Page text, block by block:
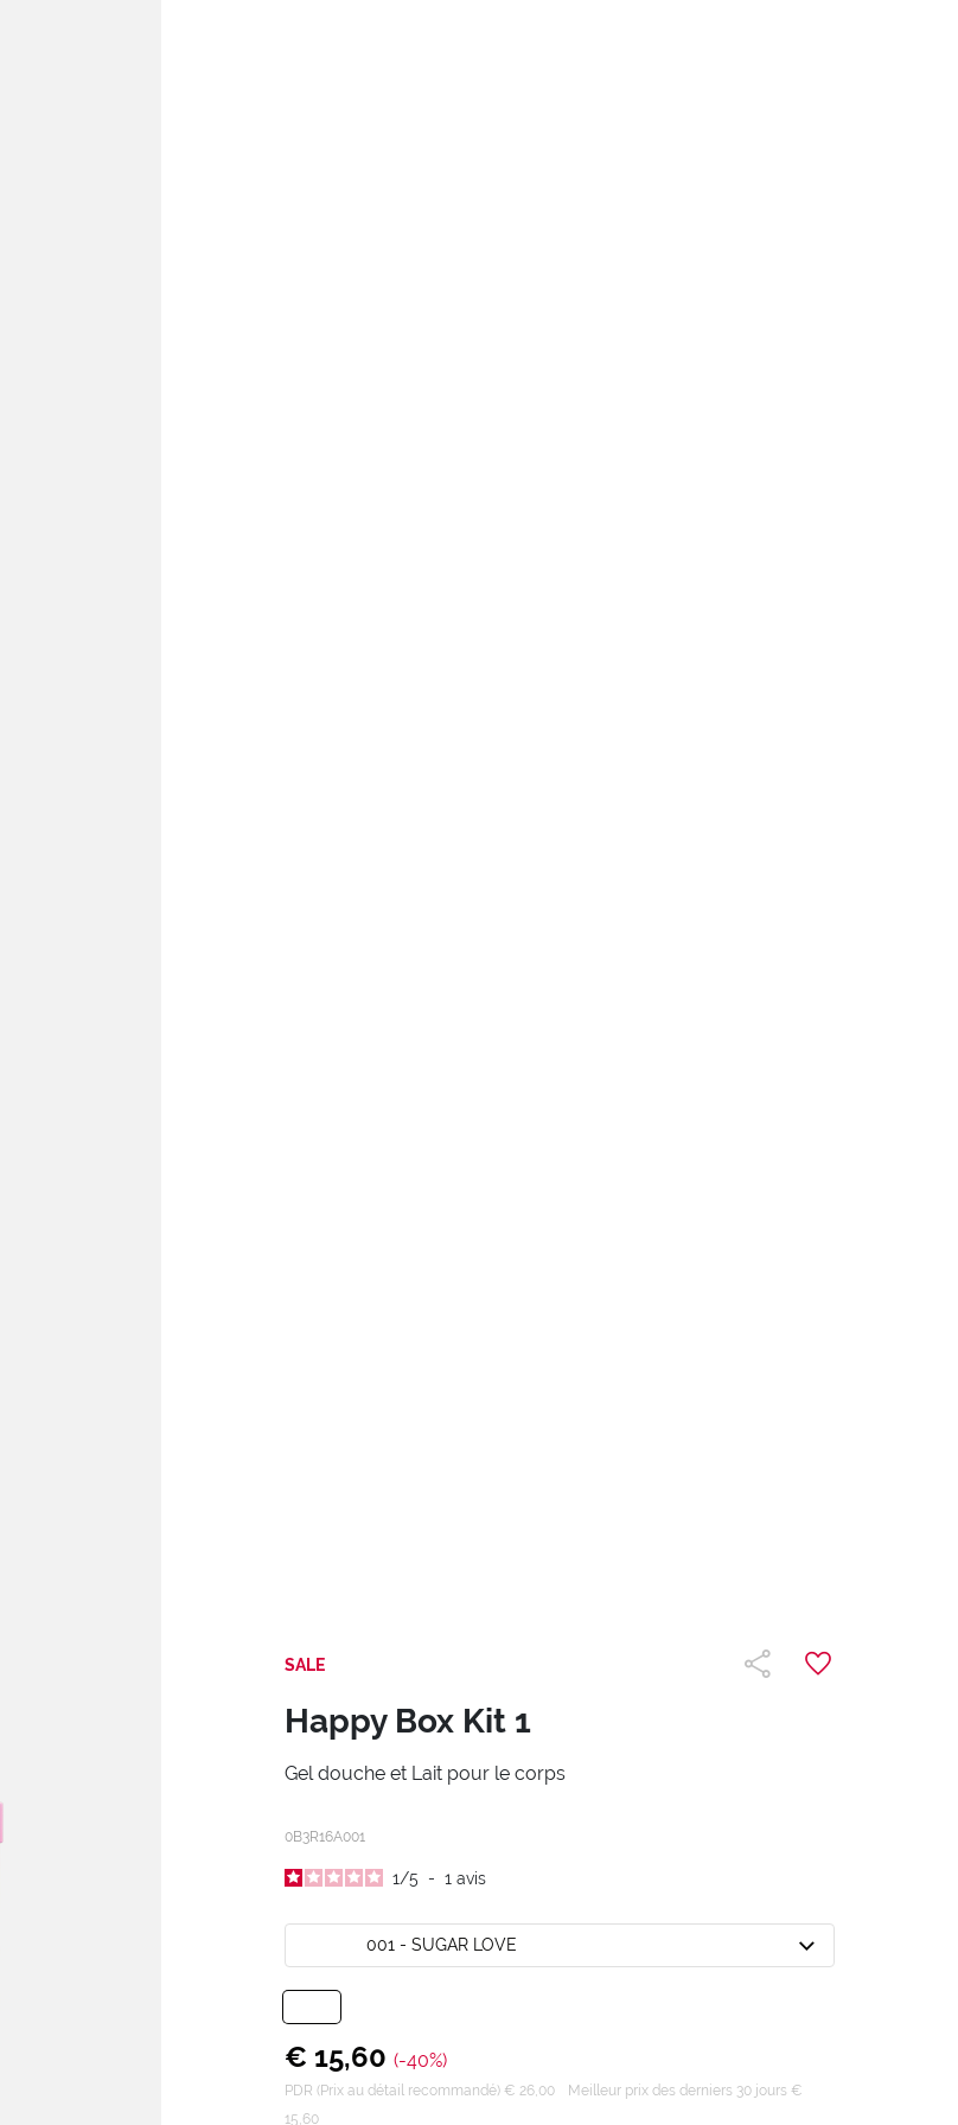
SALE
Happy Box Kit 1
Gel douche et Lait pour le corps
0B3R16A001
1/5 - 1 avis
001 - SUGAR LOVE
€ 15,60 (-40%)
PDR (Prix au détail recommandé) € 26,00
Meilleur prix des derniers 30 jours €
15,60